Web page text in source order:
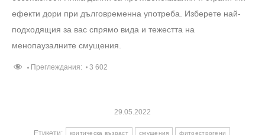
ефекти дори при дълговременна употреба. Изберете най-
подходящия за вас спрямо вида и тежестта на
менопаузалните смущения.
Преглеждания: 3 602
29.05.2022
Етикети: критическа възраст смущения фитоестрогени